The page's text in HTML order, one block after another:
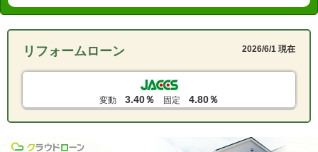
リフォームローン 2026/6/1 現在
変動 3.40％ 固定 4.80％